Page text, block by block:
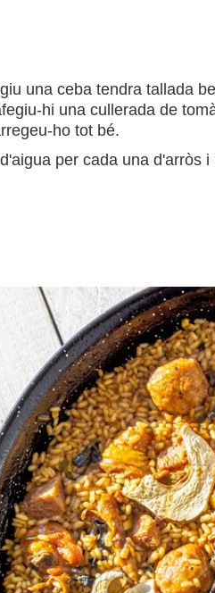
una ceba tendra tallada
hi una cullerada de
ho tot bé.
per cada una d'arròs